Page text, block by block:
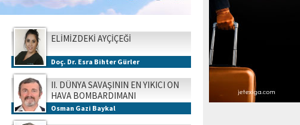
ELİMİZDEKİ AYÇİÇEĞİ
Doç. Dr. Esra Bihter Gürler
II. DÜNYA SAVAŞININ EN YIKICI ON
HAVA BOMBARDIMANI
Osman Gazi Baykal